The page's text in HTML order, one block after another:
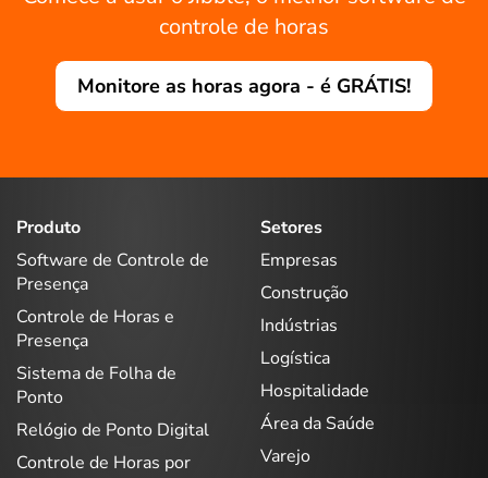
controle de horas
Monitore as horas agora - é GRÁTIS!
Produto
Software de Controle de
Presença
Controle de Horas e
Presença
Sistema de Folha de
Ponto
Relógio de Ponto Digital
Controle de Horas por
Setores
Empresas
Construção
Indústrias
Logística
Hospitalidade
Área da Saúde
Varejo